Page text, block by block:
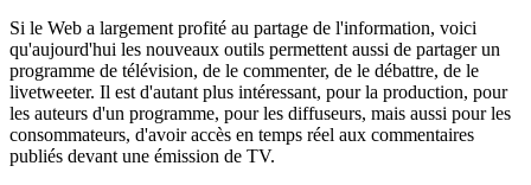
Si le Web a largement profité au partage de l'information, voici
qu'aujourd'hui les nouveaux outils permettent aussi de partager un
programme de télévision, de le commenter, de le débattre, de le
livetweeter. Il est d'autant plus intéressant, pour la production, pour
les auteurs d'un programme, pour les diffuseurs, mais aussi pour les
consommateurs, d'avoir accès en temps réel aux commentaires
publiés devant une émission de TV.